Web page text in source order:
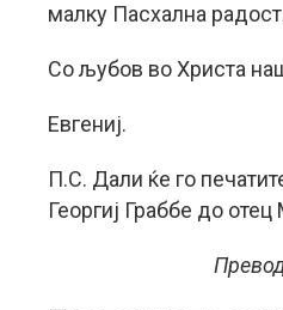
малку Пасхална
Со љубов во Христа
Евгениј.
П.С. Дали ќе го
Георгиј Граббе до